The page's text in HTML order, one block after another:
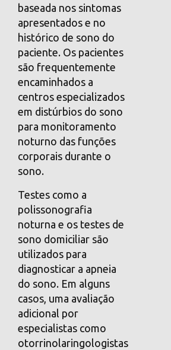
baseada nos sintomas
apresentados e no
histórico de sono do
paciente. Os pacientes
são frequentemente
encaminhados a
centros especializados
em distúrbios do sono
para monitoramento
noturno das funções
corporais durante o
sono.
Testes como a
polissonografia
noturna e os testes de
sono domiciliar são
utilizados para
diagnosticar a apneia
do sono. Em alguns
casos, uma avaliação
adicional por
especialistas como
otorrinolaringologistas